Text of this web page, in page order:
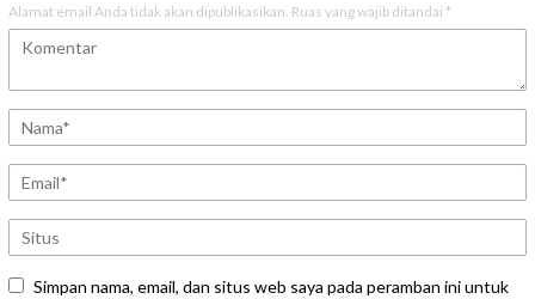
Alamat email Anda tidak akan dipublikasikan. Ruas yang wajib ditandai *
Simpan nama, email, dan situs web saya pada peramban ini untuk